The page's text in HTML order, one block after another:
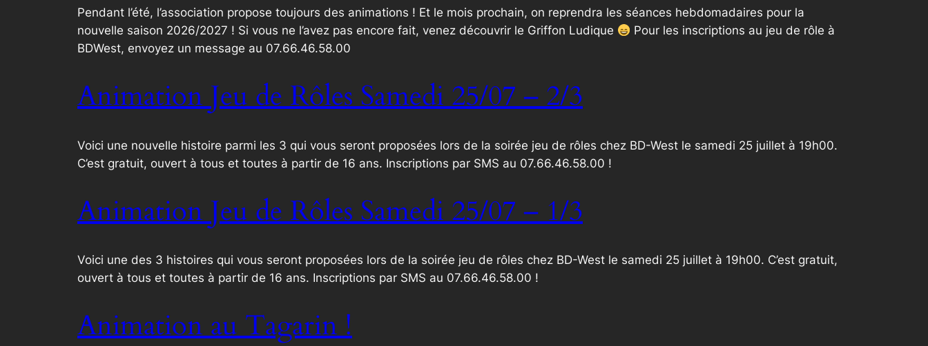
Pendant l’été, l’association propose toujours des animations ! Et le mois prochain, on reprendra les séances hebdomadaires pour la
nouvelle saison 2026/2027 ! Si vous ne l’avez pas encore fait, venez découvrir le Griffon Ludique
Pour les inscriptions au jeu de rôle à
BDWest, envoyez un message au 07.66.46.58.00
Animation Jeu de Rôles Samedi 25/07 – 2/3
Voici une nouvelle histoire parmi les 3 qui vous seront proposées lors de la soirée jeu de rôles chez BD-West le samedi 25 juillet à 19h00.
C’est gratuit, ouvert à tous et toutes à partir de 16 ans. Inscriptions par SMS au 07.66.46.58.00 !
Animation Jeu de Rôles Samedi 25/07 – 1/3
Voici une des 3 histoires qui vous seront proposées lors de la soirée jeu de rôles chez BD-West le samedi 25 juillet à 19h00. C’est gratuit,
ouvert à tous et toutes à partir de 16 ans. Inscriptions par SMS au 07.66.46.58.00 !
Animation au Tagarin !